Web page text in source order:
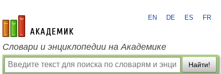
academic.ru
EN DE ES FR
Словари и энциклопедии на Академике
Найти!